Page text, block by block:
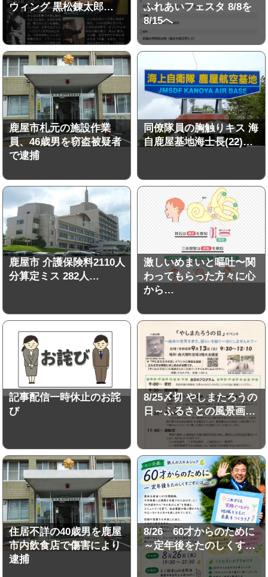
ウィング 黒松錬太郎…
ふれあいフェスタ 8/8を
8/15へ
鹿屋市札元の施設作業
員、46歳男を窃盗被疑者
で逮捕
同僚隊員の胸触りキス 海
自鹿屋基地海士長(22)…
鹿屋市 介護保険料2110人
分算定ミス 282人…
激しいめまいと嘔吐〜関
わってもらった方々に心
から…
記事配信一時休止のお詫
び
8/25〆切 やしまたろうの
日～ふるさとの風景画…
住居不詳の40歳男を鹿屋
市内飲食店で傷害により
逮捕
8/26 60才からのために
～定年後をたのしくす…